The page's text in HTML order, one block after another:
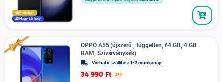
Prémium
Nagy tárhely
OPPO A55 (újszerű , független, 64 GB, 4 GB
RAM, Szivárványkék)
Várható szállítás: 1-2 munkanap
34 990 Ft 27%